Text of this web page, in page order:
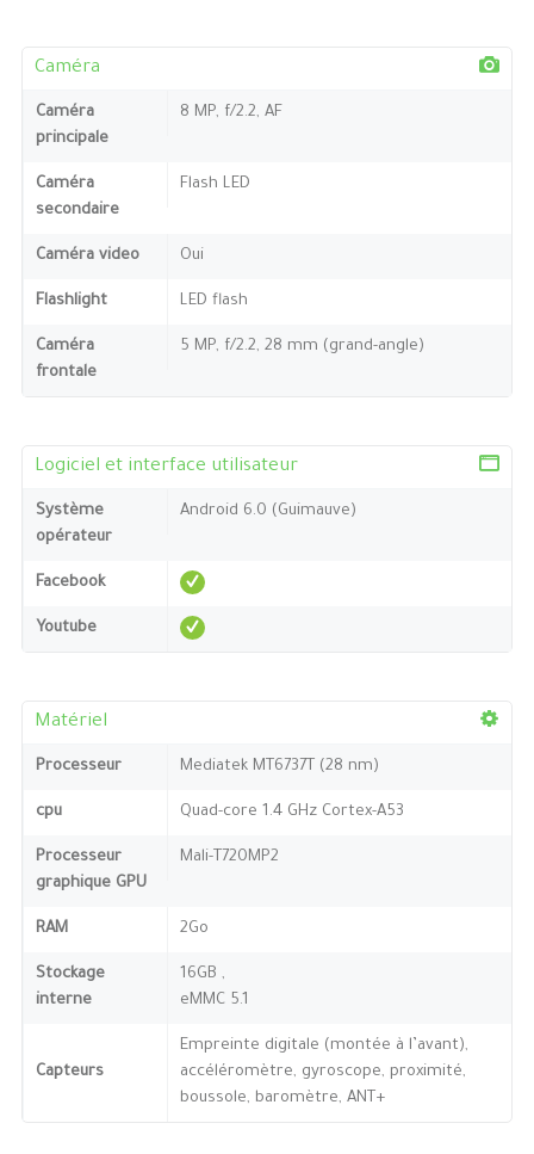
Caméra
Caméra
principale
8 MP, f/2.2, AF
Caméra
secondaire
Flash LED
Caméra video Oui
Flashlight LED flash
Caméra
frontale
5 MP, f/2.2, 28 mm (grand-angle)
Logiciel et interface utilisateur
Système
opérateur
Android 6.0 (Guimauve)
Facebook
Youtube
Matériel
Processeur Mediatek MT6737T (28 nm)
cpu Quad-core 1.4 GHz Cortex-A53
Processeur
graphique GPU
Mali-T720MP2
RAM 2Go
Stockage
interne
16GB ,
eMMC 5.1
Capteurs
Empreinte digitale (montée à l’avant),
accéléromètre, gyroscope, proximité,
boussole, baromètre, ANT+